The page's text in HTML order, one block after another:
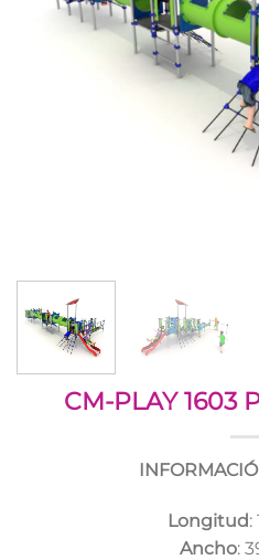
CM-PLAY 1603
Longitud:
Ancho: